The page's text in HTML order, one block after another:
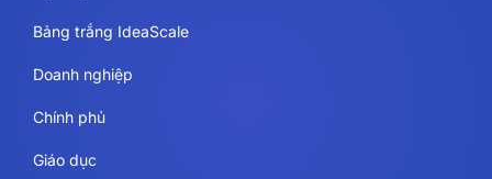
Bảng trắng IdeaScale
Doanh nghiệp
Chính phủ
Giáo dục